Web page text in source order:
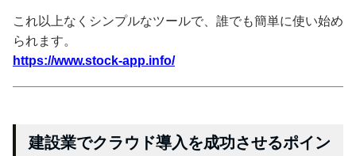
これ以上なくシンプルなツールで、誰でも簡単に使い始め
られます。
https://www.stock-app.info/
建設業でクラウド導入を成功させるポイン